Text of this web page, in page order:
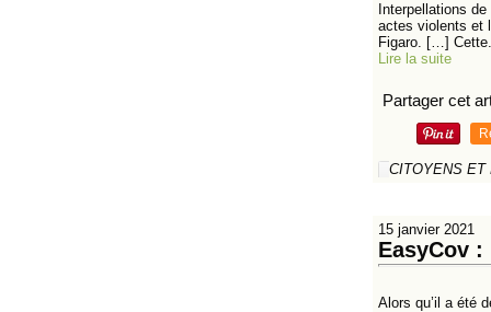
Interpellations
actes violents et
Figaro. […]
Lire la suite
Partager cet
CITOYENS ET
15 janvier 2021
EasyCov
Alors qu’il a été